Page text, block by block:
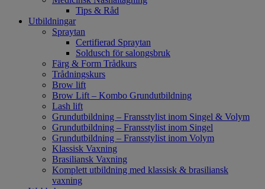
Tips & Råd
Utbildningar
Spraytan
Certifierad Spraytan
Soldusch för salongsbruk
Färg & Form Trådkurs
Trådningskurs
Brow lift
Brow Lift – Kombo Grundutbildning
Lash lift
Grundutbildning – Fransstylist inom Singel & Volym
Grundutbildning – Fransstylist inom Singel
Grundutbildning – Fransstylist inom Volym
Klassisk Vaxning
Brasiliansk Vaxning
Komplett utbildning med klassisk & brasiliansk
vaxning